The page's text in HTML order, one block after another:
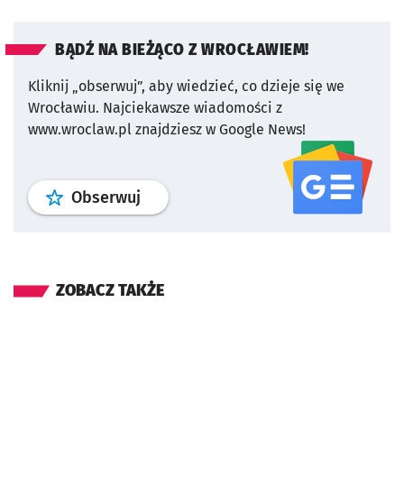
BĄDŹ NA BIEŻĄCO Z WROCŁAWIEM!
Kliknij „obserwuj”, aby wiedzieć, co dzieje się we
Wrocławiu. Najciekawsze wiadomości z
www.wroclaw.pl znajdziesz w Google News!
Obserwuj profil serwisu
ZOBACZ TAKŻE